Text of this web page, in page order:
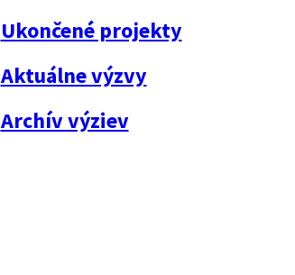
Ukončené projekty
Aktuálne výzvy
Archív výziev